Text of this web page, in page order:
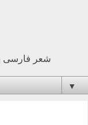
شعر فارسی
▼